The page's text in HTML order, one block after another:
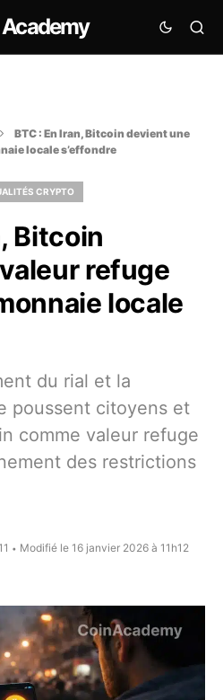
BTC : En Iran, Bitcoin devient une
locale s’effondre
CRYPTO
Bitcoin
refuge
locale
du rial et la
poussent citoyens et
comme valeur refuge
des restrictions
• Modifié le 16 janvier 2026 à 11h12